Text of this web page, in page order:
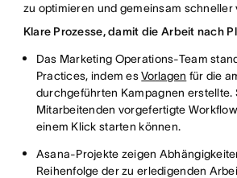
zu optimieren und gemeinsam schneller
Klare Prozesse, damit die Arbeit nach
Das Marketing Operations-Team
Practices, indem esVorlagen für die
durchgeführten Kampagnen erstellte.
Mitarbeitenden vorgefertigte
einem Klick starten können.
Asana-Projekte zeigen
Reihenfolge der zu erledigenden